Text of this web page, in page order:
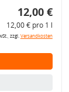
12,00 €
12,00 € pro 1 l
zzgl.Versandkosten